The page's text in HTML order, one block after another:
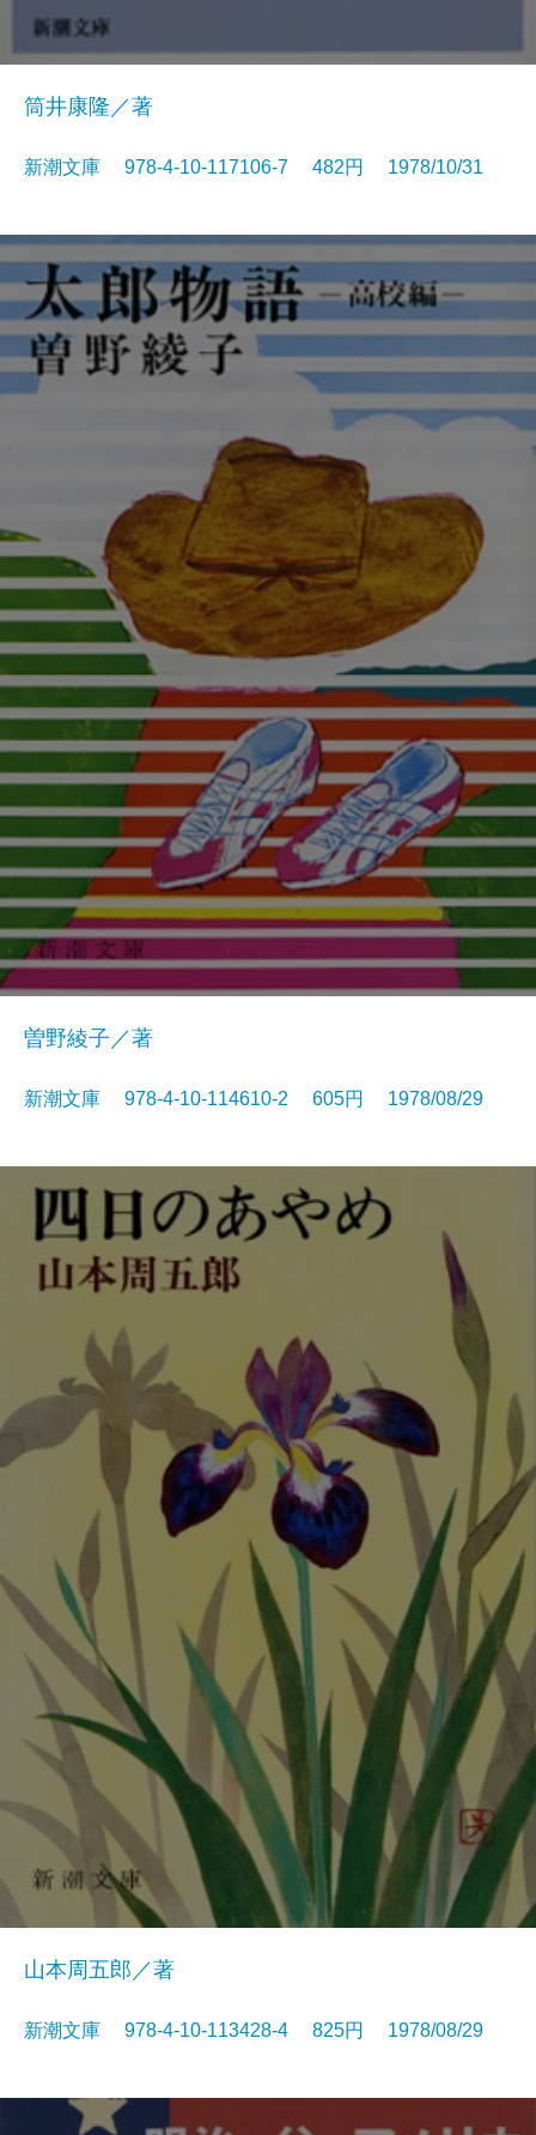
筒井康隆／著
新潮文庫 978-4-10-117106-7 482円 1978/10/31
曽野綾子／著
新潮文庫 978-4-10-114610-2 605円 1978/08/29
山本周五郎／著
新潮文庫 978-4-10-113428-4 825円 1978/08/29